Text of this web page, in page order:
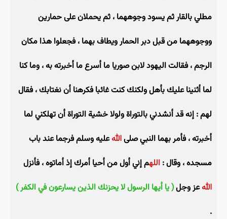
مطلي بالقار ثم يسود وجوههما ، ثم يحملان على حمارين
ووجوههما من قبل دبر الحمار ويطاف بهما ، فجعلوا هذا مكان
الرجم ، فقالت اليهود لابن صوريا ما أسرع ما أخبرته به ، وما كنا
لما أثنينا عليك بأهل ولكنك كنت غائبا فكرهنا أن نغتابك ، فقال
لهم : إنه قد أنشدني بالتوراة ولولا خشية التوراة أن تهلكني لما
أخبرته ، فأمر بهما النبي صلىاللهعليه وسلم فرجما عند باب
مسجده ، وقال : اللهم إني أول من أحيا أمرك إذ أماتوه ، فأنزل
اللهعز وجل( يا أيها الرسول لا يحزنك الذين يسارعون في الكفر )
.